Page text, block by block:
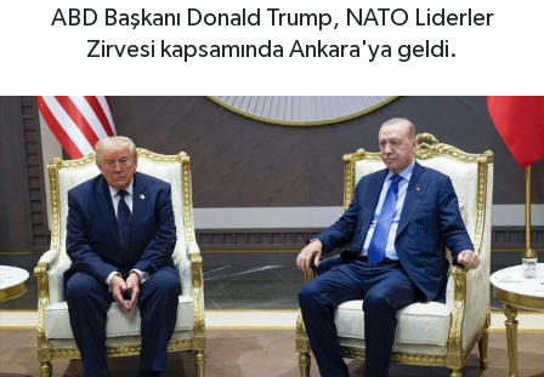
ABD Başkanı Donald Trump, NATO Liderler
Zirvesi kapsamında Ankara'ya geldi.
Otovitrin
Asayiş
Magazin
Gayrimenkul
Spor
Eğitim
Haber Arşivi